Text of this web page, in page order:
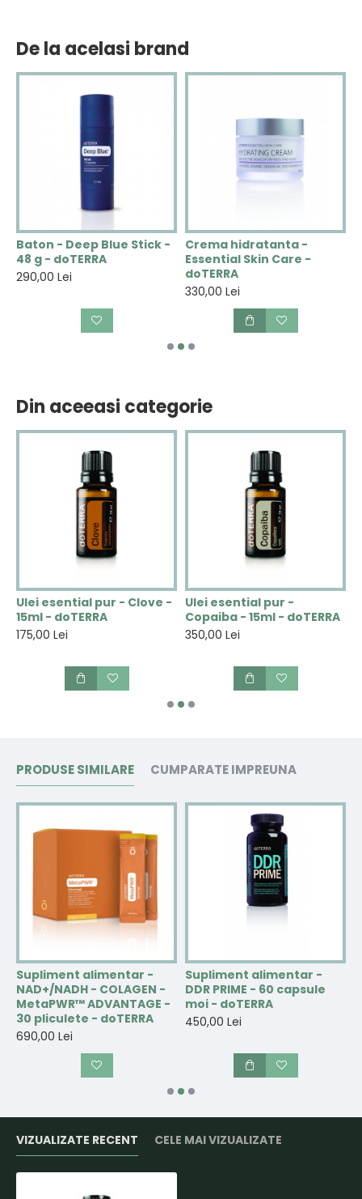
De la acelasi brand
Baton - Deep Blue Stick -
48 g - doTERRA
290,00 Lei
Crema hidratanta -
Essential Skin Care -
doTERRA
330,00 Lei
Din aceeasi categorie
Ulei esential pur - Clove -
15ml - doTERRA
175,00 Lei
Ulei esential pur -
Copaiba - 15ml - doTERRA
350,00 Lei
PRODUSE SIMILARE CUMPARATE IMPREUNA
Supliment alimentar -
NAD+/NADH - COLAGEN -
MetaPWR™ ADVANTAGE -
30 pliculete - doTERRA
690,00 Lei
Supliment alimentar -
DDR PRIME - 60 capsule
moi - doTERRA
450,00 Lei
VIZUALIZATE RECENT CELE MAI VIZUALIZATE